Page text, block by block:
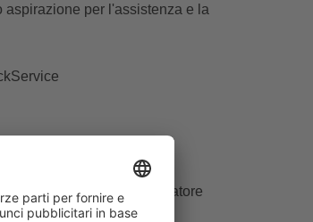
per l'assistenza e la
la pompa
del rotore e dello statore